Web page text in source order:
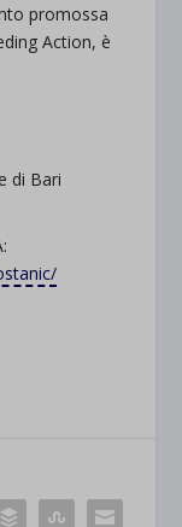
promossa
Action, è
di Bari